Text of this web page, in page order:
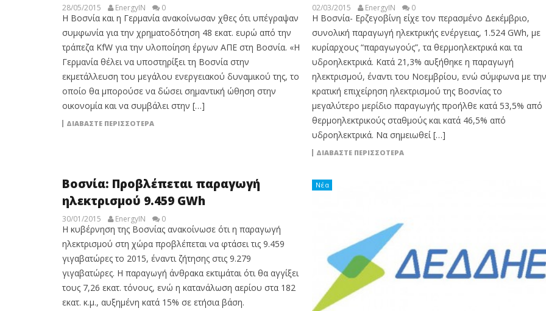
28/05/2015 EnergyIN 0
Η Βοσνία και η Γερμανία ανακοίνωσαν χθες ότι υπέγραψαν
συμφωνία για την χρηματοδότηση 48 εκατ. ευρώ από την
τράπεζα KfW για την υλοποίηση έργων ΑΠΕ στη Βοσνία. «Η
Γερμανία θέλει να υποστηρίξει τη Βοσνία στην
εκμετάλλευση του μεγάλου ενεργειακού δυναμικού της, το
οποίο θα μπορούσε να δώσει σημαντική ώθηση στην
οικονομία και να συμβάλει στην […]
ΔΙΑΒΆΣΤΕ ΠΕΡΙΣΣΌΤΕΡΑ
02/03/2015 EnergyIN 0
Η Βοσνία- Ερζεγοβίνη είχε τον περασμένο Δεκέμβριο,
συνολική παραγωγή ηλεκτρικής ενέργειας, 1.524 GWh, με
κυρίαρχους “παραγωγούς”, τα θερμοηλεκτρικά και τα
υδροηλεκτρικά. Κατά 21,3% αυξήθηκε η παραγωγή
ηλεκτρισμού, έναντι του Νοεμβρίου, ενώ σύμφωνα με την
κρατική επιχείρηση ηλεκτρισμού της Βοσνίας το
μεγαλύτερο μερίδιο παραγωγής προήλθε κατά 53,5% από
θερμοηλεκτρικούς σταθμούς και κατά 46,5% από
υδροηλεκτρικά. Να σημειωθεί […]
ΔΙΑΒΆΣΤΕ ΠΕΡΙΣΣΌΤΕΡΑ
Βοσνία: Προβλέπεται παραγωγή
ηλεκτρισμού 9.459 GWh
30/01/2015 EnergyIN 0
Η κυβέρνηση της Βοσνίας ανακοίνωσε ότι η παραγωγή
ηλεκτρισμού στη χώρα προβλέπεται να φτάσει τις 9.459
γιγαβατώρες το 2015, έναντι ζήτησης στις 9.279
γιγαβατώρες. Η παραγωγή άνθρακα εκτιμάται ότι θα αγγίξει
τους 7,26 εκατ. τόνους, ενώ η κατανάλωση αερίου στα 182
εκατ. κ.μ., αυξημένη κατά 15% σε ετήσια βάση.
Νέα